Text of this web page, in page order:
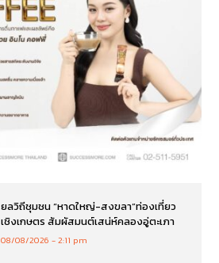
ยลวิถีชุมชน “หาดใหญ่-สงขลา”ท่องเที่ยว
เชิงเกษตร สัมผัสมนต์เสน่ห์คลองอู่ตะเภา
08/08/2026 2:11 pm